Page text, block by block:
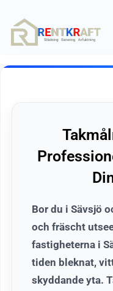
innehåll
Bor du i Sävsjö
och fräscht
fastigheterna i
tiden bleknat,
skyddande yta.